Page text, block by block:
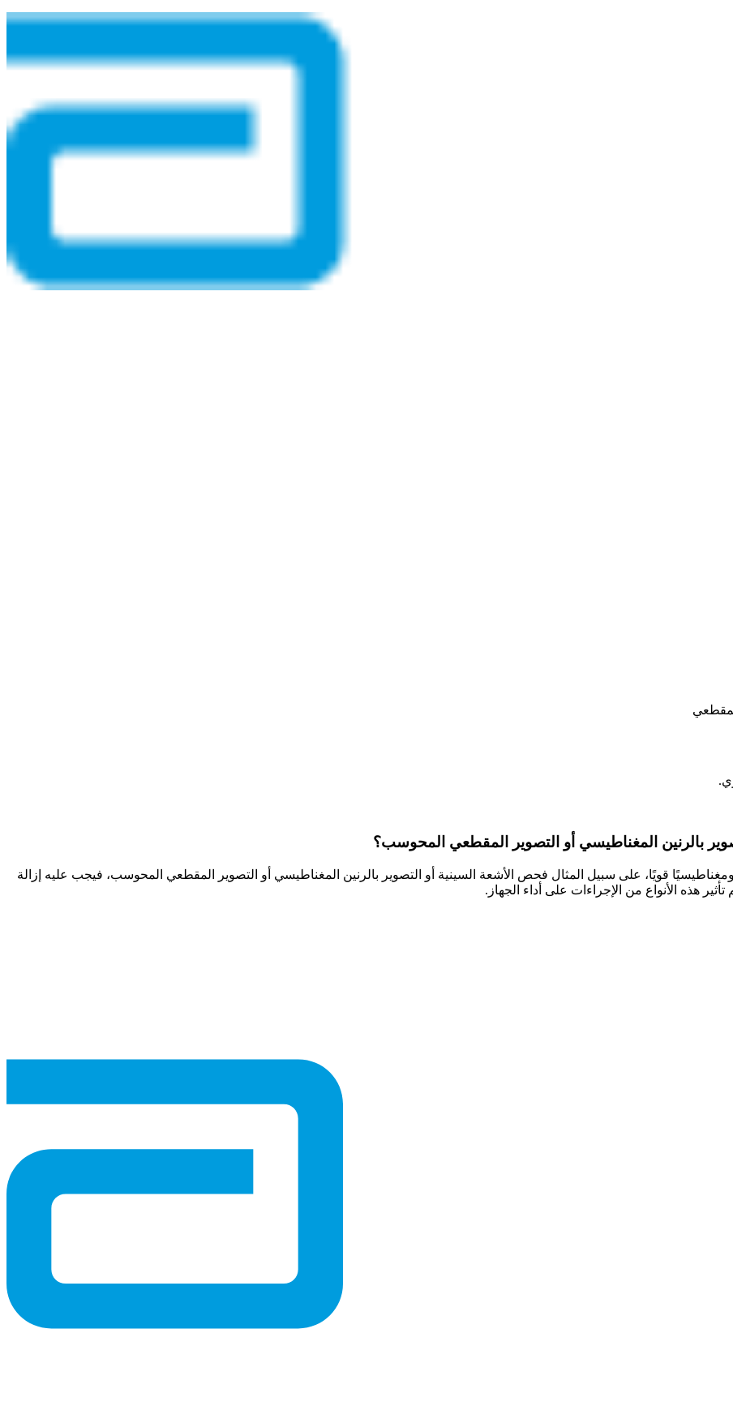
بالرنين المغناطيسي أو التصوير المقطعي المحوسب؟
قويًا، على سبيل المثال فحص الأشعة السينية أو التصوير بالرنين المغناطيسي أو التصوير المقطعي المحوسب، فيجب عليه إزالة
هذه الأنواع من الإجراءات على أداء الجهاز.